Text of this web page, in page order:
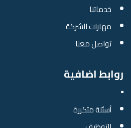
خدماتنا
مهارات الشركة
تواصل معنا
روابط اضافية
أسئلة متكررة